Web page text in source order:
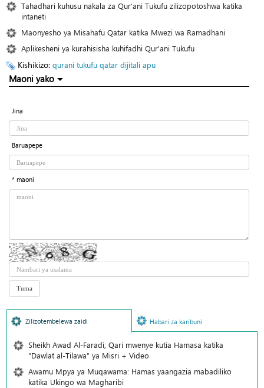
Tahadhari kuhusu nakala za Qur’ani Tukufu zilizopotoshwa katika
intaneti
Maonyesho ya Misahafu Qatar katika Mwezi wa Ramadhani
Aplikesheni ya kurahisisha kuhifadhi Qur'ani Tukufu
Kishikizo: qurani tukufu qatar dijitali apu
Maoni yako
Jina
Baruapepe
* maoni
Zilizotembelewa zaidi Habari za karibuni
Sheikh Awad Al-Faradi, Qari mwenye kutia Hamasa katika
“Dawlat al-Tilawa” ya Misri + Video
Awamu Mpya ya Muqawama: Hamas yaangazia mabadiliko
katika Ukingo wa Magharibi